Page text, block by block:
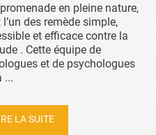
en pleine nature,
l’un des remède simple,
et efficace contre la
. Cette équipe de
et de psychologues
...
LA SUITE